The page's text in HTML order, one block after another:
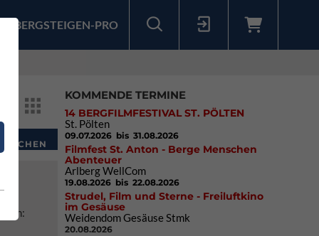
BERGSTEIGEN-PRO
KOMMENDE TERMINE
14 BERGFILMFESTIVAL ST. PÖLTEN
St. Pölten
09.07.2026 bis 31.08.2026
Filmfest St. Anton - Berge Menschen
Abenteuer
Arlberg WellCom
19.08.2026 bis 22.08.2026
Strudel, Film und Sterne - Freiluftkino
im Gesäuse
Weidendom Gesäuse Stmk
20.08.2026